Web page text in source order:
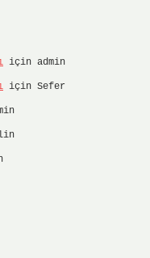
için admin
için Sefer